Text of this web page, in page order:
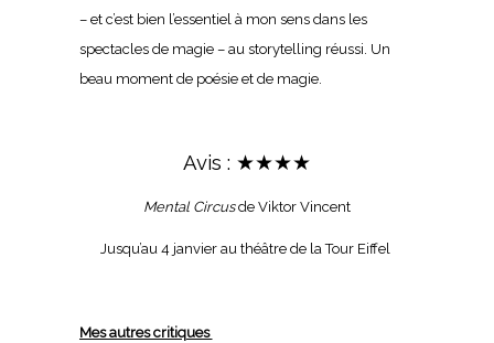
– et c’est bien l’essentiel à mon sens dans les
spectacles de magie – au storytelling réussi. Un
beau moment de poésie et de magie.
Avis : ★★★★
Mental Circusde Viktor Vincent
Jusqu’au 4 janvier au théâtre de la Tour Eiffel
Mes autres critiques